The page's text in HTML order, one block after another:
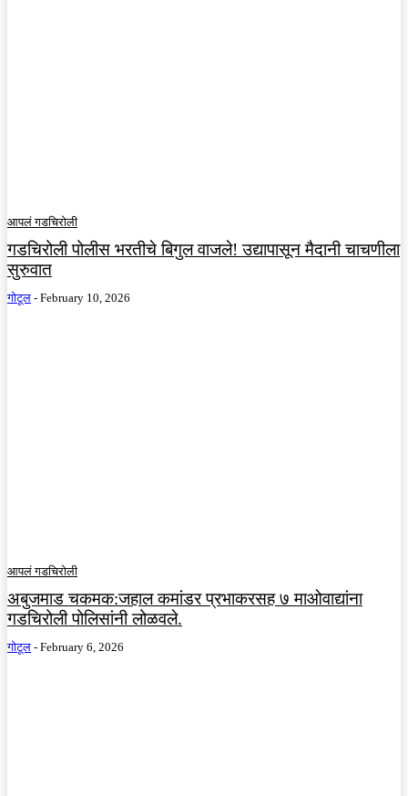
आपलं गडचिरोली
गडचिरोली पोलीस भरतीचे बिगुल वाजले! उद्यापासून मैदानी चाचणीला
सुरुवात
गोटूल - February 10, 2026
आपलं गडचिरोली
अबुजमाड चकमक:जहाल कमांडर प्रभाकरसह ७ माओवाद्यांना
गडचिरोली पोलिसांनी लोळवले.
गोटूल - February 6, 2026